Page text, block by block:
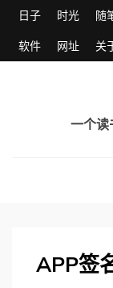
日子 时光 随
软件 网址 关
一个读
APP签